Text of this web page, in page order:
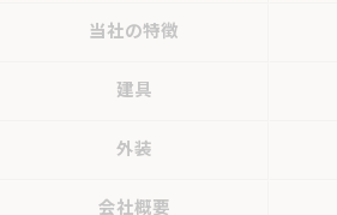
当社の特徴
建具
外装